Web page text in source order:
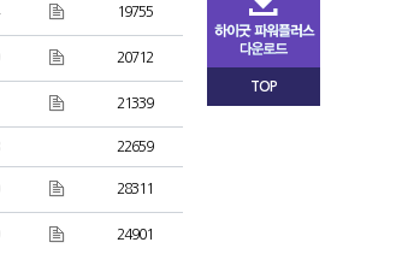
19755
20712
21339
22659
28311
24901
TOP